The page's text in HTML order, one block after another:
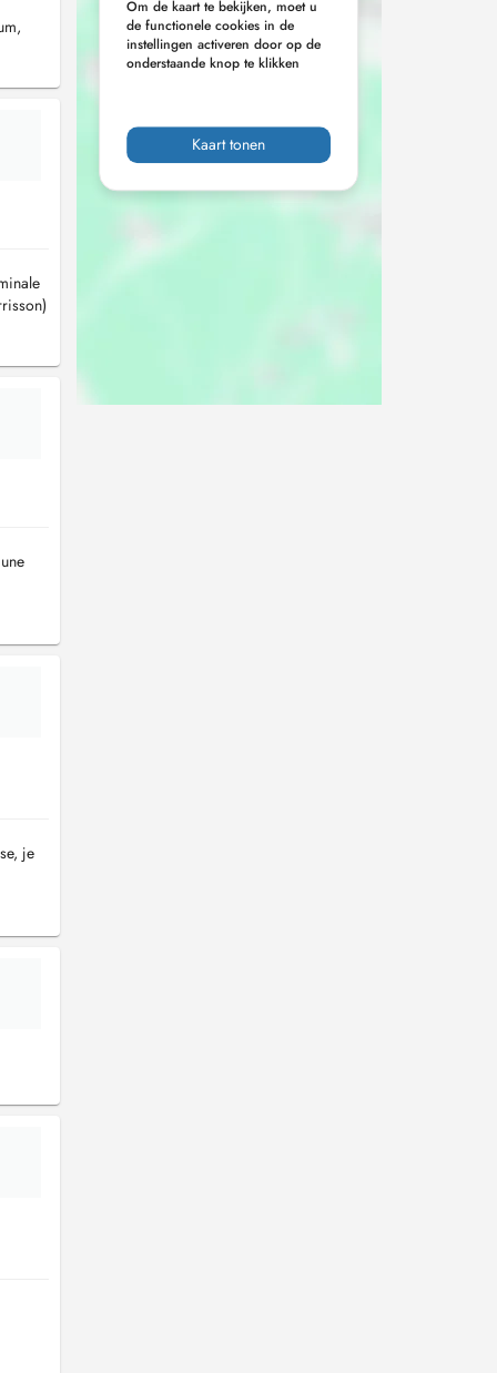
je
Om de kaart te bekijken, moet u
de functionele cookies in de
instellingen activeren door op de
onderstaande knop te klikken
Kaart tonen